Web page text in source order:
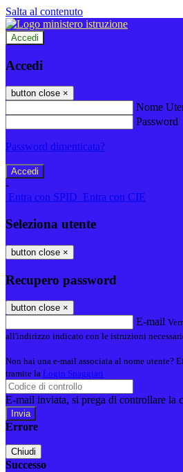
Salta al contenuto
Accedi
Accedi
button close ×
Nome
Password
Password dimenticata?
-
Entra con SPID Entra con CIE
Seleziona utente
button close ×
Recupero password
button close ×
E-mail
all'indirizzo indicato con le istruzioni
Non hai una e-mail associata al nome utente?
tramite la Login Spaggiari
E-mail inviata, si prega di controllare la
Errore
Chiudi
Successo